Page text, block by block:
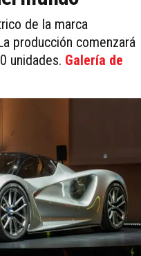
de la marca
producción comenzará
unidades. Galería de